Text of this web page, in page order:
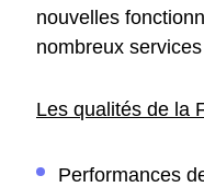
nouvelles
nombreux
Les qualités de la
Performances